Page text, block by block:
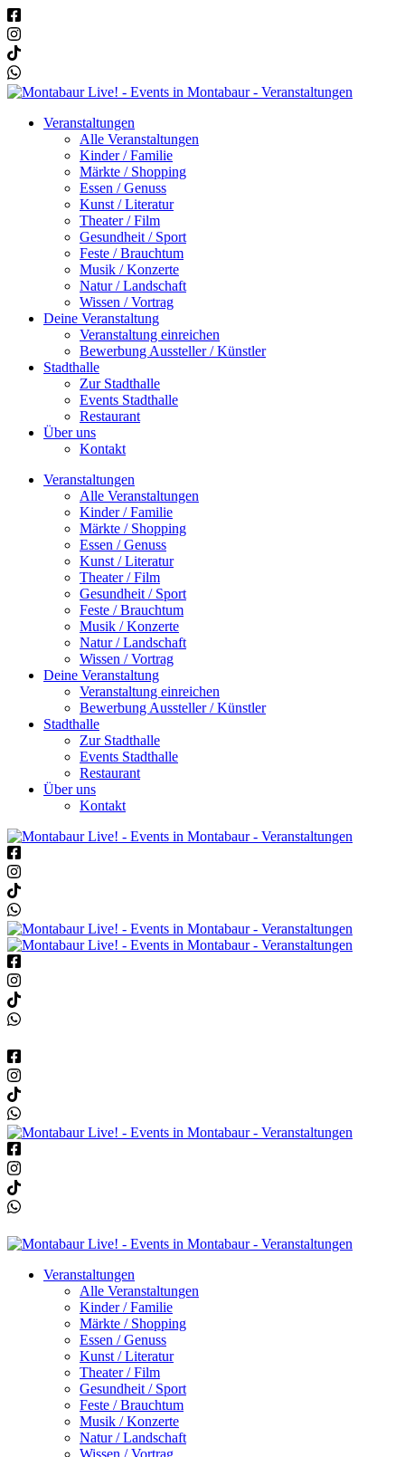
Veranstaltungen
Alle Veranstaltungen
Kinder / Familie
Märkte / Shopping
Essen / Genuss
Kunst / Literatur
Theater / Film
Gesundheit / Sport
Feste / Brauchtum
Musik / Konzerte
Natur / Landschaft
Wissen / Vortrag
Deine Veranstaltung
Veranstaltung einreichen
Bewerbung Aussteller / Künstler
Stadthalle
Zur Stadthalle
Events Stadthalle
Restaurant
Über uns
Kontakt
Veranstaltungen
Alle Veranstaltungen
Kinder / Familie
Märkte / Shopping
Essen / Genuss
Kunst / Literatur
Theater / Film
Gesundheit / Sport
Feste / Brauchtum
Musik / Konzerte
Natur / Landschaft
Wissen / Vortrag
Deine Veranstaltung
Veranstaltung einreichen
Bewerbung Aussteller / Künstler
Stadthalle
Zur Stadthalle
Events Stadthalle
Restaurant
Über uns
Kontakt
Veranstaltungen
Alle Veranstaltungen
Kinder / Familie
Märkte / Shopping
Essen / Genuss
Kunst / Literatur
Theater / Film
Gesundheit / Sport
Feste / Brauchtum
Musik / Konzerte
Natur / Landschaft
Wissen / Vortrag